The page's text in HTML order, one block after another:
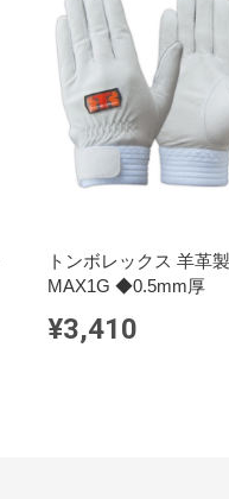
トンボレックス 羊革
MAX1G ◆0.5mm厚
¥3,410